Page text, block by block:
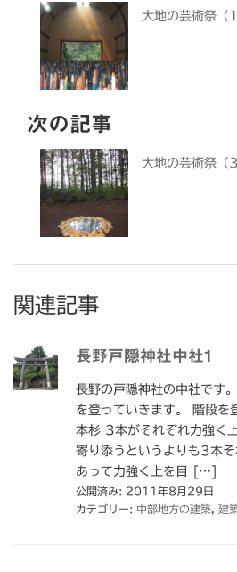
大地の芸術祭（1
次の記事
大地の芸術祭（3
関連記事
長野戸隠神社中社1
長野の戸隠神社の中社です
を登っていきます。 階段を
本杉 3本がそれぞれ力強く
寄り添うというよりも3本
あって力強く上を目 […]
公開済み: 2011年8月29日
カテゴリー: 中部地方の建築 建